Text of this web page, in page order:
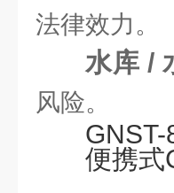
法律效力。
水库 /
风险。
便携式